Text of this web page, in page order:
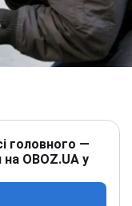
головного —
OBOZ.UA у